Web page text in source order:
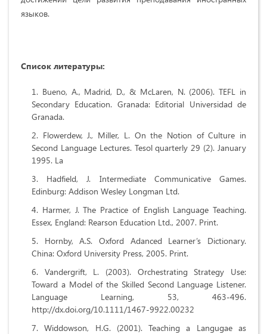
языков.
Список литературы:
Bueno, A., Madrid, D., & McLaren, N. (2006). TEFL in
Secondary Education. Granada: Editorial Universidad de
Granada.
Flowerdew, J., Miller, L. On the Notion of Culture in
Second Language Lectures. Tesol quarterly 29 (2). January
1995. La
Hadfield, J. Intermediate Communicative Games.
Edinburg: Addison Wesley Longman Ltd.
Harmer, J. The Practice of English Language Teaching.
Essex, England: Rearson Education Ltd., 2007. Print.
Hornby, A.S. Oxford Adanced Learner’s Dictionary.
China: Oxford University Press, 2005. Print.
Vandergrift, L. (2003). Orchestrating Strategy Use:
Toward a Model of the Skilled Second Language Listener.
Language Learning, 53, 463-496.
http://dx.doi.org/10.1111/1467-9922.00232
Widdowson, H.G. (2001). Teaching a Langugae as